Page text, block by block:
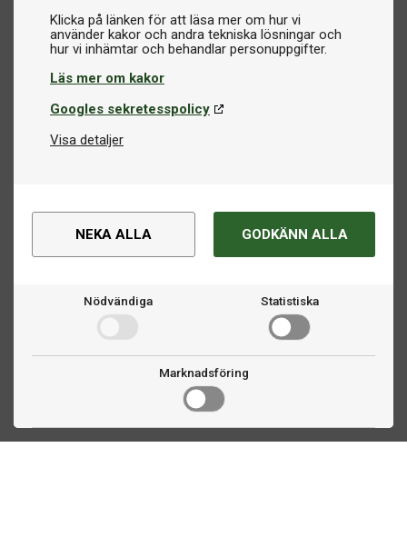
Klicka på länken för att läsa mer om hur vi
använder kakor och andra tekniska lösningar och
Läs mer om kakor
Googles sekretesspolicy
Visa detaljer
NEKA ALLA GODKÄNN ALLA
Nödvändiga Statistiska
Marknadsföring